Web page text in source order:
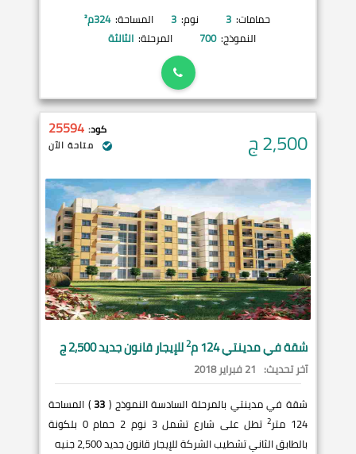
حمامات: 3 نوم: 3 المساحة: 324م²
النموذج: 700 المرحلة: الثالثة
2,500ج كود: 25594
متاحة الآن
شقة فيمدينتي124 م 2للإيجار قانون جديد 2,500 ج
آخر تحديث: 21 فبراير 2018
شقة في مدينتي بالمرحلة السادسة النموذج ( 33) المساحة
124 متر
2
تطل على شارع تشمل 3 نوم 2 حمام 0 بلكونة
بالطابق الثاني تشطيب الشركة للإيجار قانون جديد 2,500 جنيه